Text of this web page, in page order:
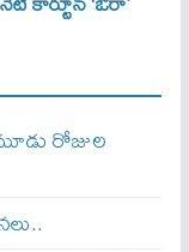
రోజుల